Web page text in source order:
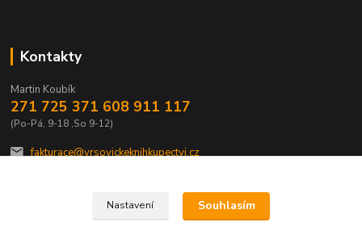
Kontakty
Martin Koubík
271 725 371 608 911 117
(Po-Pá, 9-18 ,So 9-12)
fakturace@vrsovickeknihkupectvi.cz
Nastavení Souhlasím